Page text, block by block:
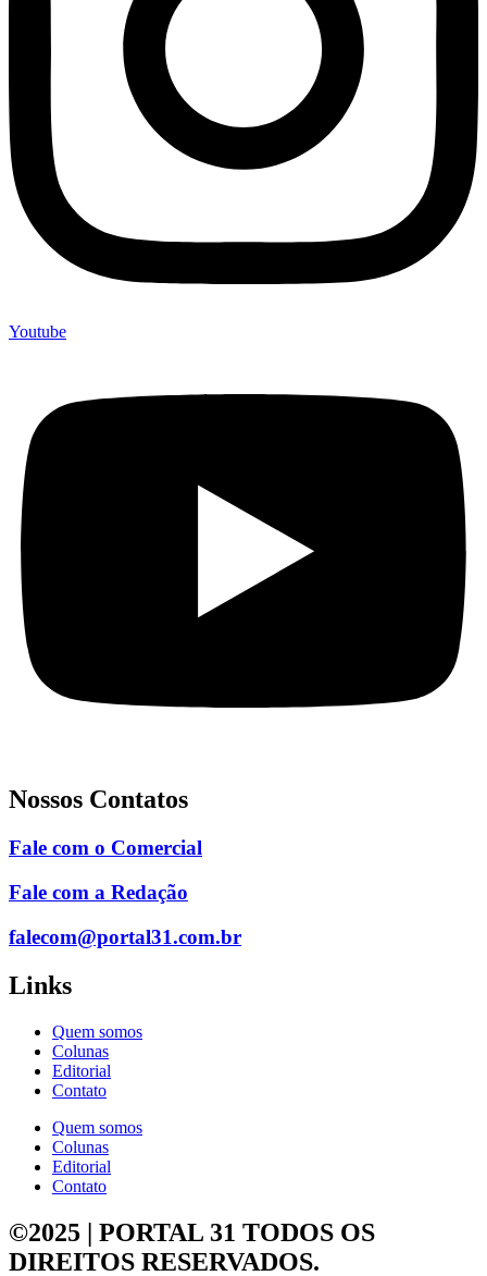
Youtube
Nossos Contatos
Fale com o Comercial
Fale com a Redação
falecom@portal31.com.br
Links
Quem somos
Colunas
Editorial
Contato
Quem somos
Colunas
Editorial
Contato
©2025 | PORTAL 31 TODOS OS
DIREITOS RESERVADOS.